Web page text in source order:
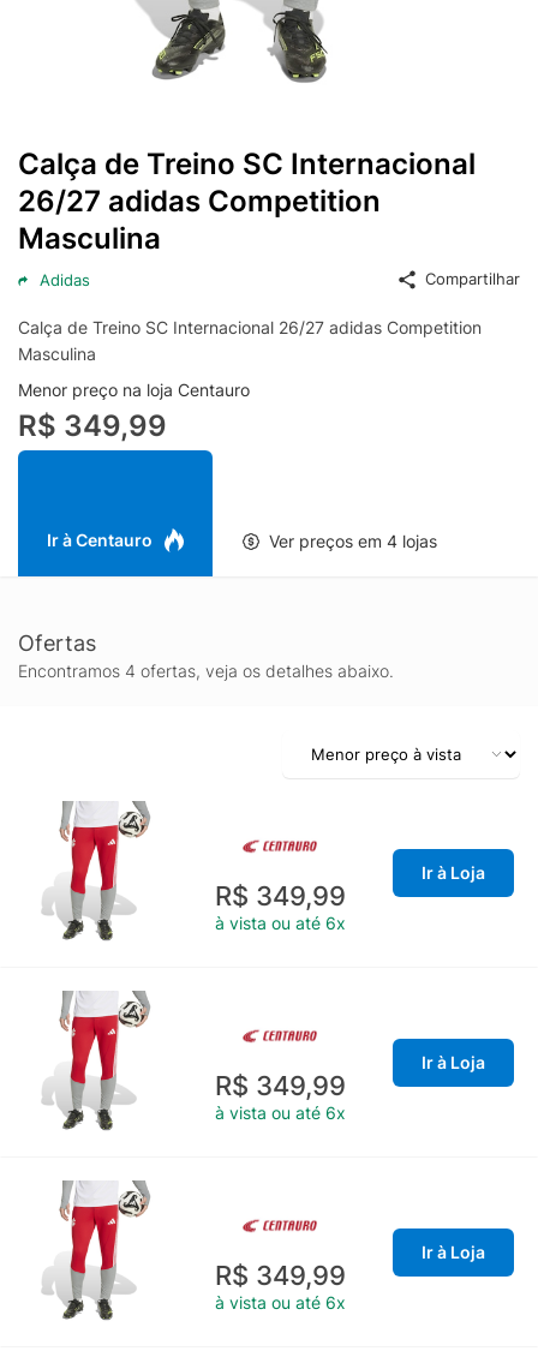
Calça de Treino SC Internacional
26/27 adidas Competition
Masculina
Adidas Compartilhar
Calça de Treino SC Internacional 26/27 adidas Competition
Masculina
Menor preço na loja Centauro
R$ 349,99
Ir à Centauro Ver preços em 4 lojas
Ofertas
Encontramos 4 ofertas, veja os detalhes abaixo.
R$ 349,99
à vista ou até 6x
Ir à Loja
R$ 349,99
à vista ou até 6x
Ir à Loja
R$ 349,99
à vista ou até 6x
Ir à Loja